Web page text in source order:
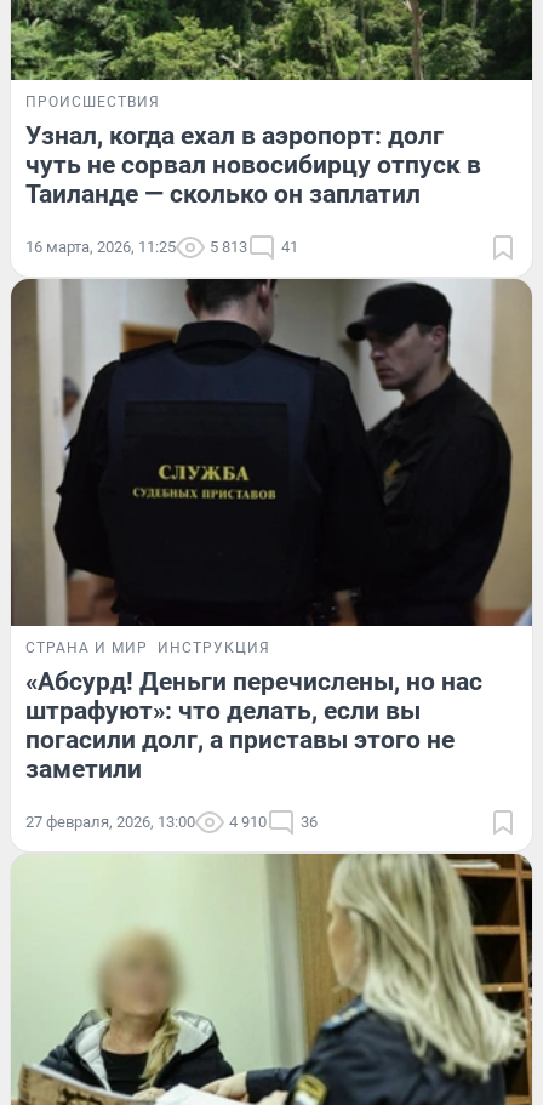
ПРОИСШЕСТВИЯ
Узнал, когда ехал в аэропорт: долг
чуть не сорвал новосибирцу отпуск в
Таиланде — сколько он заплатил
16 марта, 2026, 11:25 5 813 41
СТРАНА И МИР ИНСТРУКЦИЯ
«Абсурд! Деньги перечислены, но нас
штрафуют»: что делать, если вы
погасили долг, а приставы этого не
заметили
27 февраля, 2026, 13:00 4 910 36